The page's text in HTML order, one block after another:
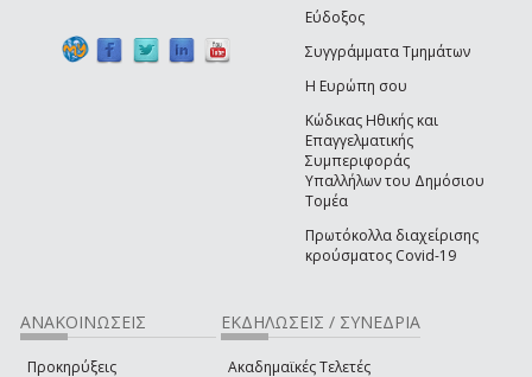
Εύδοξος
Συγγράμματα Τμημάτων
Η Ευρώπη σου
Κώδικας Ηθικής και
Επαγγελματικής
Συμπεριφοράς
Υπαλλήλων του Δημόσιου
Τομέα
Πρωτόκολλα διαχείρισης
κρούσματος Covid-19
ΑΝΑΚΟΙΝΩΣΕΙΣ
Προκηρύξεις
ΕΚΔΗΛΩΣΕΙΣ / ΣΥΝΕΔΡΙΑ
Ακαδημαϊκές Τελετές